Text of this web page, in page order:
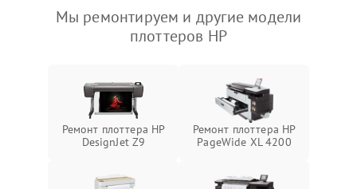
Мы ремонтируем и другие модели
плоттеров HP
Ремонт плоттера HP
DesignJet Z9
Ремонт плоттера HP
PageWide XL 4200